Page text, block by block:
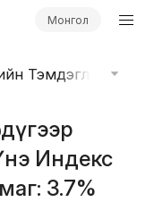
Монгол
Тэмдэглэл
Индекс
3.7%